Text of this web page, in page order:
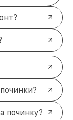
починку?